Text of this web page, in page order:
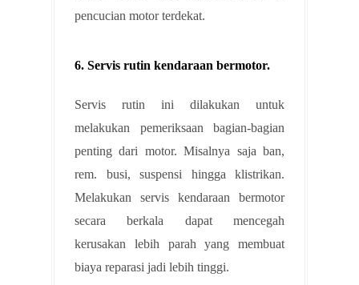
pencucian motor terdekat.
6. Servis rutin kendaraan bermotor.
Servis rutin ini dilakukan untuk
melakukan pemeriksaan bagian-bagian
penting dari motor. Misalnya saja ban,
rem. busi, suspensi hingga klistrikan.
Melakukan servis kendaraan bermotor
secara berkala dapat mencegah
kerusakan lebih parah yang membuat
biaya reparasi jadi lebih tinggi.